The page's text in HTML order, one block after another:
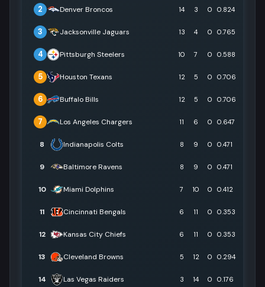
2 Denver Broncos 14 3 0 0.824
3 Jacksonville Jaguars 13 4 0 0.765
4 Pittsburgh Steelers 10 7 0 0.588
5 Houston Texans 12 5 0 0.706
6 Buffalo Bills 12 5 0 0.706
7 Los Angeles Chargers 11 6 0 0.647
8 Indianapolis Colts 8 9 0 0.471
9 Baltimore Ravens 8 9 0 0.471
10 Miami Dolphins 7 10 0 0.412
11 Cincinnati Bengals 6 11 0 0.353
12 Kansas City Chiefs 6 11 0 0.353
13 Cleveland Browns 5 12 0 0.294
14 Las Vegas Raiders 3 14 0 0.176